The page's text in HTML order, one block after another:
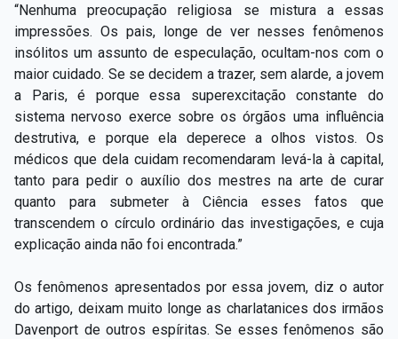
“Nenhuma preocupação religiosa se mistura a essas
impressões. Os pais, longe de ver nesses fenômenos
insólitos um assunto de especulação, ocultam-nos com o
maior cuidado. Se se decidem a trazer, sem alarde, a jovem
a Paris, é porque essa superexcitação constante do
sistema nervoso exerce sobre os órgãos uma influência
destrutiva, e porque ela deperece a olhos vistos. Os
médicos que dela cuidam recomendaram levá-la à capital,
tanto para pedir o auxílio dos mestres na arte de curar
quanto para submeter à Ciência esses fatos que
transcendem o círculo ordinário das investigações, e cuja
explicação ainda não foi encontrada.”
Os fenômenos apresentados por essa jovem, diz o autor
do artigo, deixam muito longe as charlatanices dos irmãos
Davenport de outros espíritas. Se esses fenômenos são